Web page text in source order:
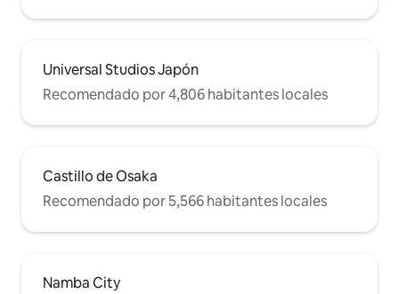
Universal Studios Japón
Recomendado por 4,806 habitantes locales
Castillo de Osaka
Recomendado por 5,566 habitantes locales
Namba City